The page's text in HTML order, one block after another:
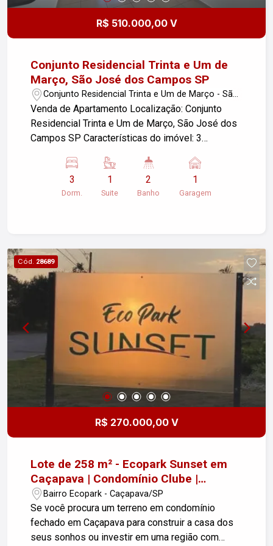
venha conhecer seu novo lar!
R$ 510.000,00 V
Conjunto Residencial Trinta e Um de
Março, São José dos Campos SP
Conjunto Residencial Trinta e Um de Março - São
José dos Campos/SP
Venda de Apartamento Localização: Conjunto
Residencial Trinta e Um de Março, São José dos
Campos SP Características do imóvel: 3
Área útil: 67,00 m² Este apartamento oferece um
espaço confortável e bem distribuído, ideal para
famílias. A localização em São José dos Campos
3
Dorm.
1
Suite
2
Banho
1
Garagem
Cód. 28689
R$ 270.000,00 V
Lote de 258 m² - Ecopark Sunset em
Caçapava | Condomínio Clube |
Excelente Localização
Bairro Ecopark - Caçapava/SP
Se você procura um terreno em condomínio
fechado em Caçapava para construir a casa dos
seus sonhos ou investir em uma região com